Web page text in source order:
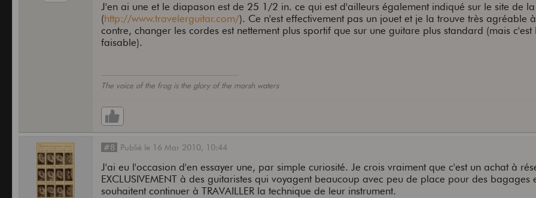
J'en ai une et le diapason est de 25 1/2 in. ce qui est d'ailleurs également indiqué sur le site de
(http://www.travelerguitar.com/). Ce n'est effectivement pas un jouet et je la trouve très agréable
contre, changer les cordes est nettement plus sportif que sur une guitare plus standard (mais c'est
faisable).
The voice of the frog is the glory of the marsh waters
#8 Publié le 16 Mar 2010, 10:44
J'ai eu l'occasion d'en essayer une, par simple curiosité. Je crois vraiment que c'est un achat à
EXCLUSIVEMENT à des guitaristes qui voyagent beaucoup avec peu de place pour des bagages
souhaitent continuer à TRAVAILLER la technique de leur instrument.